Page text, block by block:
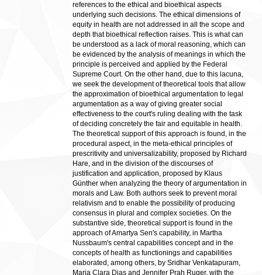
references to the ethical and bioethical aspects
underlying such decisions. The ethical dimensions of
equity in health are not addressed in all the scope and
depth that bioethical reflection raises. This is what can
be understood as a lack of moral reasoning, which can
be evidenced by the analysis of meanings in which the
principle is perceived and applied by the Federal
Supreme Court. On the other hand, due to this lacuna,
we seek the development of theoretical tools that allow
the approximation of bioethical argumentation to legal
argumentation as a way of giving greater social
effectiveness to the court's ruling dealing with the task
of deciding concretely the fair and equitable in health.
The theoretical support of this approach is found, in the
procedural aspect, in the meta-ethical principles of
prescritivity and universalizability, proposed by Richard
Hare, and in the division of the discourses of
justification and application, proposed by Klaus
Günther when analyzing the theory of argumentation in
morals and Law. Both authors seek to prevent moral
relativism and to enable the possibility of producing
consensus in plural and complex societies. On the
substantive side, theoretical support is found in the
approach of Amartya Sen's capability, in Martha
Nussbaum's central capabilities concept and in the
concepts of health as functionings and capabilities
elaborated, among others, by Sridhar Venkatapuram,
Maria Clara Dias and Jennifer Prah Ruger, with the